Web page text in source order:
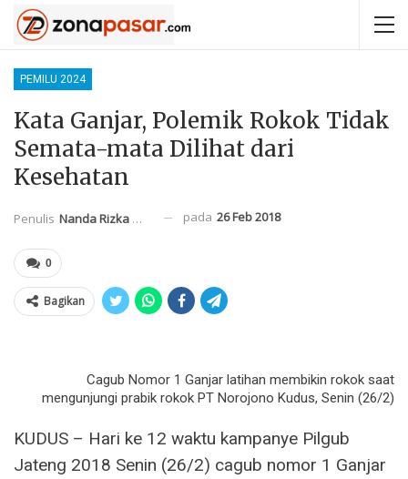
PEMILU 2024
Kata Ganjar, Polemik Rokok Tidak
Semata-mata Dilihat dari
Kesehatan
Penulis Nanda Rizka Mahendra pada 26 Feb 2018
0
Bagikan
Cagub Nomor 1 Ganjar latihan membikin rokok saat
mengunjungi prabik rokok PT Norojono Kudus, Senin (26/2)
KUDUS – Hari ke 12 waktu kampanye Pilgub
Jateng 2018 Senin (26/2) cagub nomor 1 Ganjar